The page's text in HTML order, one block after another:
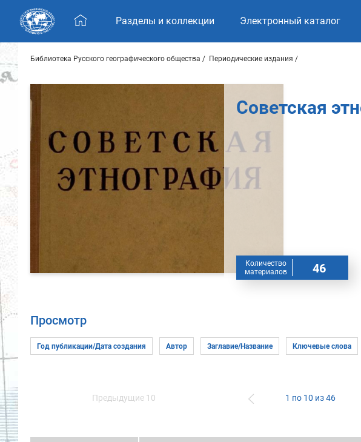
Skip navigation
Разделы и коллекции Электронный каталог
Библиотека Русского географического общества Периодические издания
Советская
Количество
материалов
46
Просмотр
Предыдущие 10 1 по 10 из 46